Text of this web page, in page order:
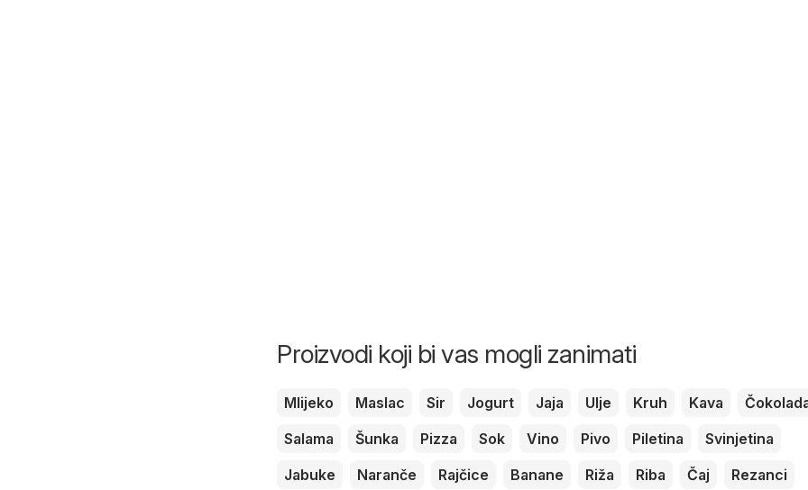
Proizvodi koji bi vas mogli zanimati
Mlijeko Maslac Sir Jogurt Jaja Ulje Kruh Kava
Salama
Šunka Pizza Sok Vino Pivo Piletina
Svinjetina
Jabuke
Naranče Rajčice Banane Riža Riba Čaj
Rezanci